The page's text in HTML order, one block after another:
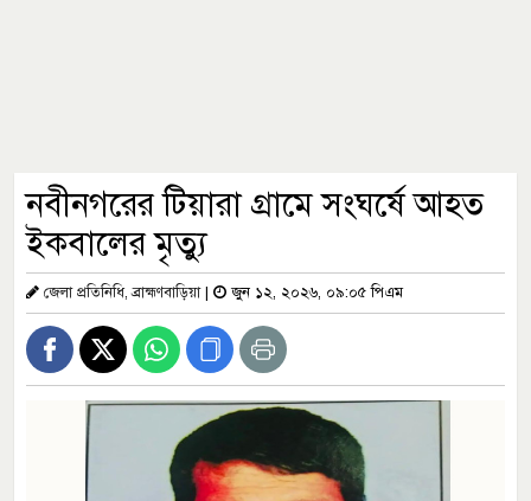
নবীনগরের টিয়ারা গ্রামে সংঘর্ষে আহত
ইকবালের মৃত্যু
জেলা প্রতিনিধি, ব্রাহ্মণবাড়িয়া| জুন ১২, ২০২৬, ০৯:০৫ পিএম